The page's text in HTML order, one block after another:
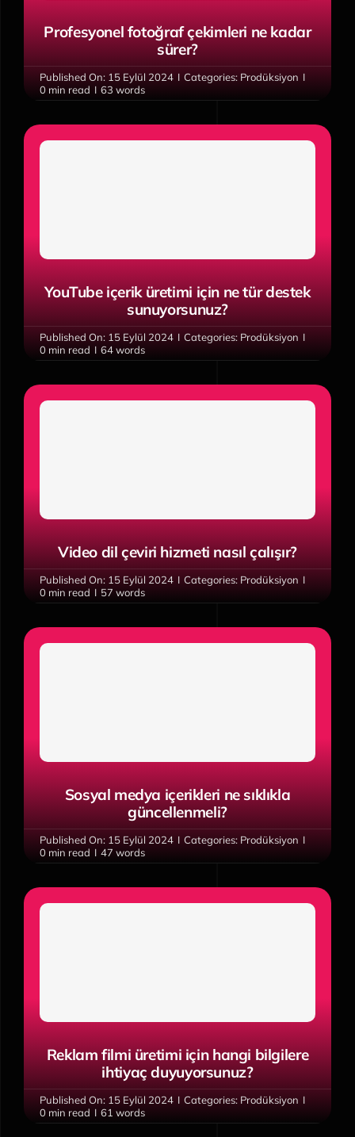
Profesyonel fotoğraf çekimleri ne kadar
sürer?
Published On: 15 Eylül 2024 I Categories: Prodüksiyon I
0 min read I 63 words
YouTube içerik üretimi için ne tür destek
sunuyorsunuz?
Published On: 15 Eylül 2024 I Categories: Prodüksiyon I
0 min read I 64 words
Video dil çeviri hizmeti nasıl çalışır?
Published On: 15 Eylül 2024 I Categories: Prodüksiyon I
0 min read I 57 words
Sosyal medya içerikleri ne sıklıkla
güncellenmeli?
Published On: 15 Eylül 2024 I Categories: Prodüksiyon I
0 min read I 47 words
Reklam filmi üretimi için hangi bilgilere
ihtiyaç duyuyorsunuz?
Published On: 15 Eylül 2024 I Categories: Prodüksiyon I
0 min read I 61 words